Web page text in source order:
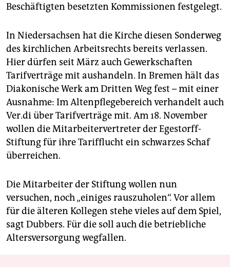
Beschäftigten besetzten Kommissionen festgelegt.
In Niedersachsen hat die Kirche diesen Sonderweg
des kirchlichen Arbeitsrechts bereits verlassen.
Hier dürfen seit März auch Gewerkschaften
Tarifverträge mit aushandeln. In Bremen hält das
Diakonische Werk am Dritten Weg fest – mit einer
Ausnahme: Im Altenpflegebereich verhandelt auch
Ver.di über Tarifverträge mit. Am 18. November
wollen die Mitarbeitervertreter der Egestorff-
Stiftung für ihre Tarifflucht ein schwarzes Schaf
überreichen.
Die Mitarbeiter der Stiftung wollen nun
versuchen, noch „einiges rauszuholen“. Vor allem
für die älteren Kollegen stehe vieles auf dem Spiel,
sagt Dubbers. Für die soll auch die betriebliche
Altersversorgung wegfallen.